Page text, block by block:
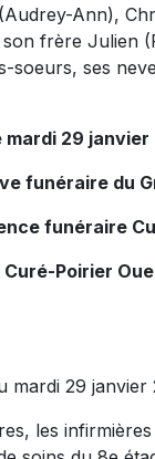
Ann),
frère Julien
ses
mardi 29 janvier
funéraire du
funéraire
Poirier
29
les